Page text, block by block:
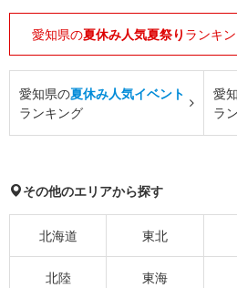
愛知県の夏休み人気夏祭り ランキ
愛知県の夏休み人気イベント
ランキング
愛
ラ
その他のエリアから探す
北海道 東北
北陸 東海